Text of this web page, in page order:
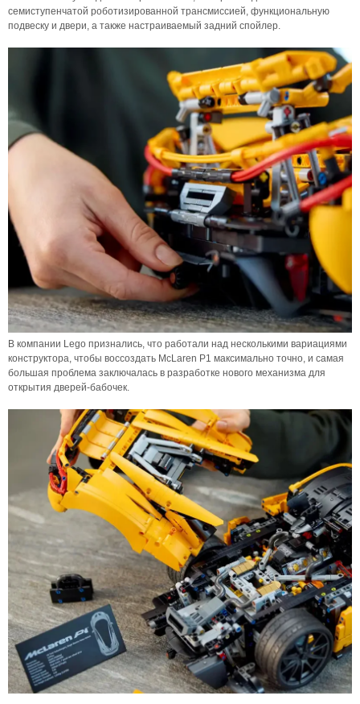
семиступенчатой роботизированной трансмиссией, функциональную
подвеску и двери, а также настраиваемый задний спойлер.
В компании Lego признались, что работали над несколькими вариациями
конструктора, чтобы воссоздать McLaren P1 максимально точно, и самая
большая проблема заключалась в разработке нового механизма для
открытия дверей-бабочек.